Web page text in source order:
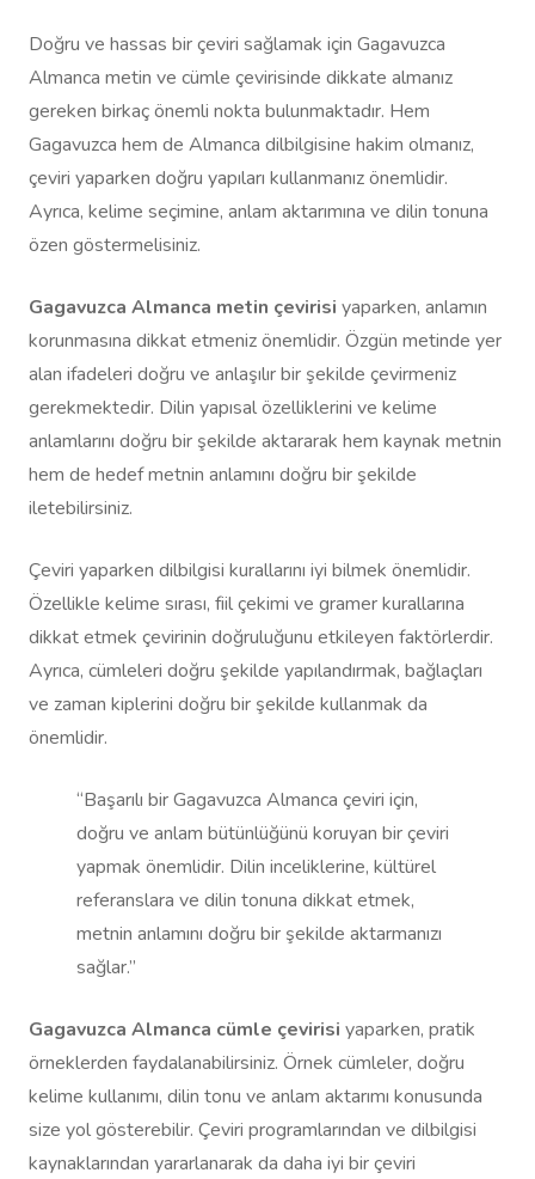
Doğru ve hassas bir çeviri sağlamak için Gagavuzca
Almanca metin ve cümle çevirisinde dikkate almanız
gereken birkaç önemli nokta bulunmaktadır. Hem
Gagavuzca hem de Almanca dilbilgisine hakim olmanız,
çeviri yaparken doğru yapıları kullanmanız önemlidir.
Ayrıca, kelime seçimine, anlam aktarımına ve dilin tonuna
özen göstermelisiniz.
Gagavuzca Almanca metin çevirisi yaparken, anlamın
korunmasına dikkat etmeniz önemlidir. Özgün metinde yer
alan ifadeleri doğru ve anlaşılır bir şekilde çevirmeniz
gerekmektedir. Dilin yapısal özelliklerini ve kelime
anlamlarını doğru bir şekilde aktararak hem kaynak metnin
hem de hedef metnin anlamını doğru bir şekilde
iletebilirsiniz.
Çeviri yaparken dilbilgisi kurallarını iyi bilmek önemlidir.
Özellikle kelime sırası, fiil çekimi ve gramer kurallarına
dikkat etmek çevirinin doğruluğunu etkileyen faktörlerdir.
Ayrıca, cümleleri doğru şekilde yapılandırmak, bağlaçları
ve zaman kiplerini doğru bir şekilde kullanmak da
önemlidir.
“Başarılı bir Gagavuzca Almanca çeviri için,
doğru ve anlam bütünlüğünü koruyan bir çeviri
yapmak önemlidir. Dilin inceliklerine, kültürel
referanslara ve dilin tonuna dikkat etmek,
metnin anlamını doğru bir şekilde aktarmanızı
sağlar.”
Gagavuzca Almanca cümle çevirisi yaparken, pratik
örneklerden faydalanabilirsiniz. Örnek cümleler, doğru
kelime kullanımı, dilin tonu ve anlam aktarımı konusunda
size yol gösterebilir. Çeviri programlarından ve dilbilgisi
kaynaklarından yararlanarak da daha iyi bir çeviri